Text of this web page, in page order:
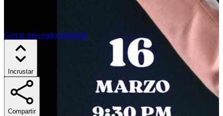
Cercar més esdeveniments
Incrustar
Compartir